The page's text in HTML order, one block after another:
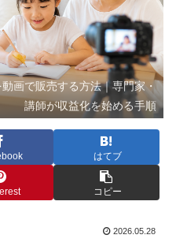
画で販売する方法｜専門家・
講師が収益化を始める手順
はてブ
コピー
2026.05.28